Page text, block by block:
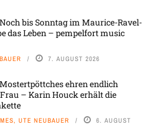
bis Sonntag im Maurice-Ravel-
das Leben – pempelfort music
7. AUGUST 2026
ehren endlich
– Karin Houck erhält die
UTE NEUBAUER 6. AUGUST